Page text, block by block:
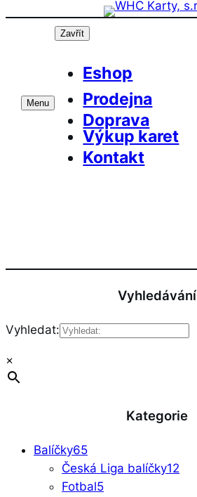
Přeskočit
Menu
Zavřít
Eshop
Prodejna
Doprava
Výkup karet
Kontakt
Vyhledávání
Vyhledat:
×
Kategorie
Balíčky65
Česká Liga balíčky12
Fotbal5